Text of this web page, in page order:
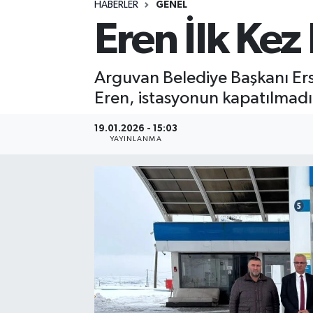
HABERLER GENEL
Eren İlk
Arguvan Belediye Başkanı
Eren, istasyonun
19.01.2026 - 15:03
YAYINLANMA